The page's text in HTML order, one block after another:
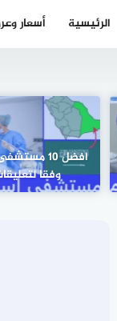
الرئيسية أسعار
افضل 10
وفقا